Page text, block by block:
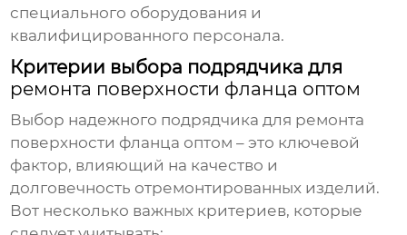
специального оборудования и
квалифицированного персонала.
Критерии выбора подрядчика для
ремонта поверхности фланца оптом
Выбор надежного подрядчика для ремонта
поверхности фланца оптом – это ключевой
фактор, влияющий на качество и
долговечность отремонтированных изделий.
Вот несколько важных критериев, которые